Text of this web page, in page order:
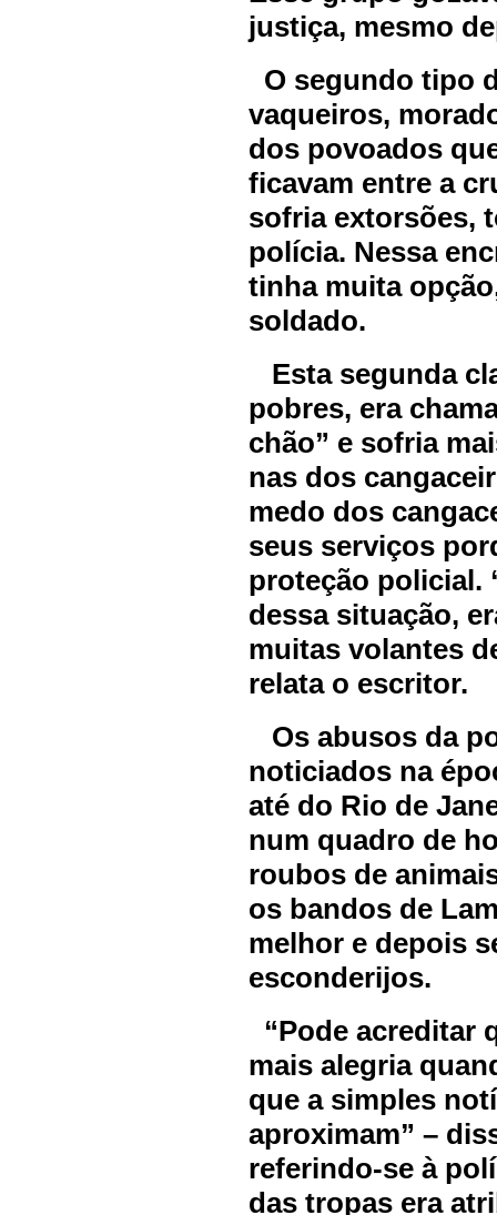
justiça, mesmo
O segundo tipo
vaqueiros,
dos povoados
ficavam entre a
sofria extorsões,
polícia. Nessa
tinha muita
soldado.
Esta segunda
pobres, era
chão” e sofria
nas dos
medo dos
seus serviços
proteção policial.
dessa situação,
muitas volantes
relata o escritor.
Os abusos da
noticiados na
até do Rio de
num quadro de
roubos de
os bandos de
melhor e depois
esconderijos.
“Pode acreditar
mais alegria
que a simples
aproximam” –
referindo-se à
das tropas era